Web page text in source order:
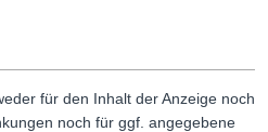
für den Inhalt der Anzeige noch
noch für ggf. angegebene